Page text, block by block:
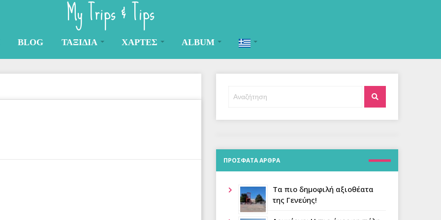
My Trips & Tips
BLOG ΤΑΞΙΔΙΑ ΧΑΡΤΕΣ ALBUM
ΠΡΟΣΦΑΤΑ ΑΡΘΡΑ
Τα πιο δημοφιλή αξιοθέατα
της Γενεύης!